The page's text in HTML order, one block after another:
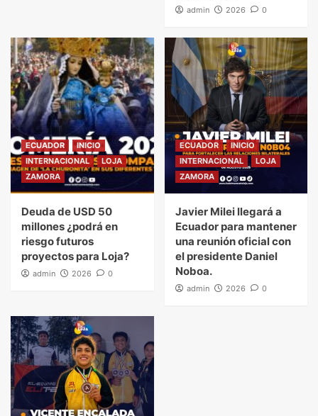
admin 2026 0
ECUADOR
INICIO
INTERNACIONAL
LOJA
ZAMORA
Deuda de USD 50
millones ¿podrá en
riesgo futuros
proyectos para Loja?
admin 2026 0
ECUADOR
INICIO
INTERNACIONAL
LOJA
ZAMORA
Javier Milei llegará a
Ecuador para mantener
una reunión oficial con
el presidente Daniel
Noboa.
admin 2026 0